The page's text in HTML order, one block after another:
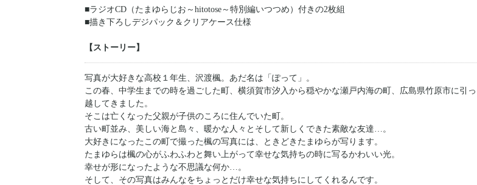
■ラジオCD（たまゆらじお～hitotose～特別編いつつめ）付きの2枚組
■描き下ろしデジパック＆クリアケース仕様
【ストーリー】
写真が大好きな高校１年生、沢渡楓。あだ名は「ぽって」。
この春、中学生までの時を過ごした町、横須賀市汐入から穏やかな瀬戸内海の町、広島県竹原市に引っ
越してきました。
そこは亡くなった父親が子供のころに住んでいた町。
古い町並み、美しい海と島々、暖かな人々とそして新しくできた素敵な友達…。
大好きになったこの町で撮った楓の写真には、ときどきたまゆらが写ります。
たまゆらは楓の心がふわふわと舞い上がって幸せな気持ちの時に写るかわいい光。
幸せが形になったような不思議な何か…。
そして、その写真はみんなをちょっとだけ幸せな気持ちにしてくれるんです。